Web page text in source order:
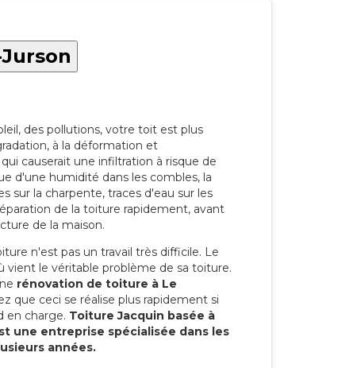
des pollutions, votre toit est plus
à la déformation et
causerait une infiltration à risque de
d'une humidité dans les combles, la
sur la charpente, traces d'eau sur les
de la toiture rapidement, avant
de la maison.
n'est pas un travail très difficile. Le
vient le véritable problème de sa toiture.
rénovation de toiture à Le
que ceci se réalise plus rapidement si
en charge. Toiture Jacquin basée à
une entreprise spécialisée dans les
années.